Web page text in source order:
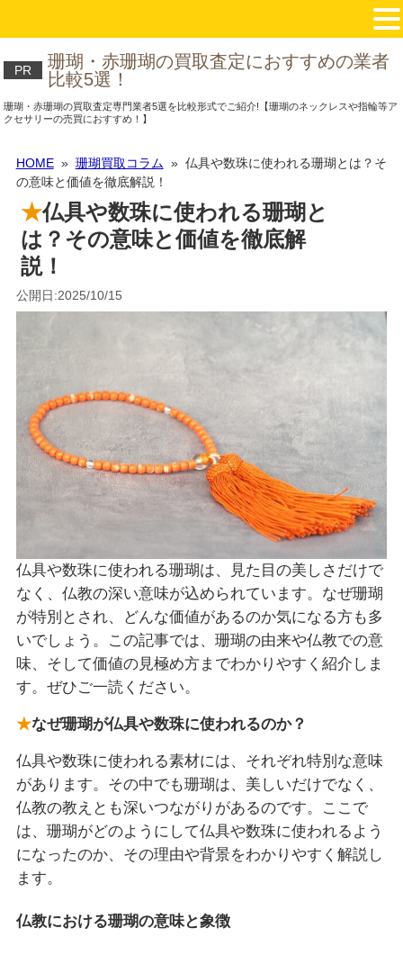
PR
珊瑚・赤珊瑚の買取査定におすすめの業者
比較5選！
珊瑚・赤珊瑚の買取査定専門業者5選を比較形式でご紹介!【珊瑚のネックレスや指輪等ア
クセサリーの売買におすすめ！】
HOME» 珊瑚買取コラム » 仏具や数珠に使われる珊瑚とは？そ
の意味と価値を徹底解説！
仏具や数珠に使われる珊瑚と
は？その意味と価値を徹底解
説！
公開日:2025/10/15
仏具や数珠に使われる珊瑚は、見た目の美しさだけで
なく、仏教の深い意味が込められています。なぜ珊瑚
が特別とされ、どんな価値があるのか気になる方も多
いでしょう。この記事では、珊瑚の由来や仏教での意
味、そして価値の見極め方までわかりやすく紹介しま
す。ぜひご一読ください。
なぜ珊瑚が仏具や数珠に使われるのか？
仏具や数珠に使われる素材には、それぞれ特別な意味
があります。その中でも珊瑚は、美しいだけでなく、
仏教の教えとも深いつながりがあるのです。ここで
は、珊瑚がどのようにして仏具や数珠に使われるよう
になったのか、その理由や背景をわかりやすく解説し
ます。
仏教における珊瑚の意味と象徴